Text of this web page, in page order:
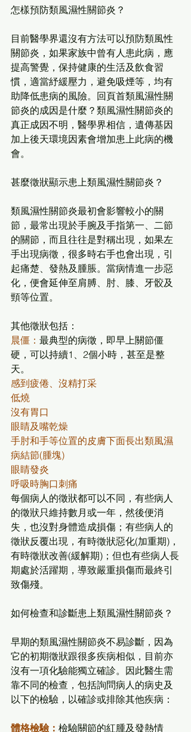
怎樣預防類風濕性關節炎？
目前醫學界還沒有方法可以預防類風性
關節炎，如果家族中曾有人患此病，應
提高警覺，保持健康的生活及飲食習
慣，適當紓緩壓力，避免吸煙等，均有
助降低患病的風險。回頁首類風濕性關
節炎的成因是什麼？類風濕性關節炎的
真正成因不明，醫學界相信，遺傳基因
加上後天環境因素會增加患上此病的機
會。
甚麼徵狀顯示患上類風濕性關節炎？
類風濕性關節炎最初會影響較小的關
節，最常出現於手腕及手指第一、二節
的關節，而且往往是對稱出現，如果左
手出現病徵，很多時右手也會出現，引
起痛楚、發熱及腫脹。當病情進一步惡
化，便會延伸至肩膊、肘、膝、牙骹及
頸等位置。
其他徵狀包括：
晨僵： 最典型的病徵，即早上關節僵
硬，可以持續1、2個小時，甚至是整
天。
感到疲倦、沒精打采
低燒
沒有胃口
眼睛及嘴乾燥
手肘和手等位置的皮膚下面長出類風濕
病結節(腫塊)
眼睛發炎
呼吸時胸口刺痛
每個病人的徵狀都可以不同，有些病人
的徵狀只維持數月或一年，然後便消
失，也沒對身體造成損傷；有些病人的
徵狀反覆出現，有時徵狀惡化(加重期)，
有時徵狀改善(緩解期)；但也有些病人長
期處於活躍期，導致嚴重損傷而最終引
致傷殘。
如何檢查和診斷患上類風濕性關節炎？
早期的類風濕性關節炎不易診斷，因為
它的初期徵狀跟很多疾病相似，目前亦
沒有一項化驗能獨立確診。因此醫生需
靠不同的檢查，包括詢問病人的病史及
以下的檢驗，以確診或排除其他疾病：
體格檢驗： 檢驗關節的紅腫及發熱情